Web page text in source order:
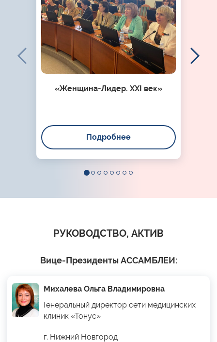
«Женщина-Лидер. XXI век»
Подробнее
РУКОВОДСТВО, АКТИВ
Вице-Президенты АССАМБЛЕИ:
Михалева Ольга Владимировна
Генеральный директор сети медицинских
клиник «Тонус»
г. Нижний Новгород